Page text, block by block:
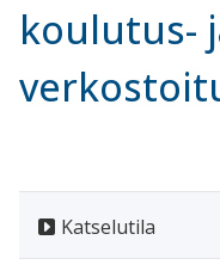
koulutus-
Katselutila